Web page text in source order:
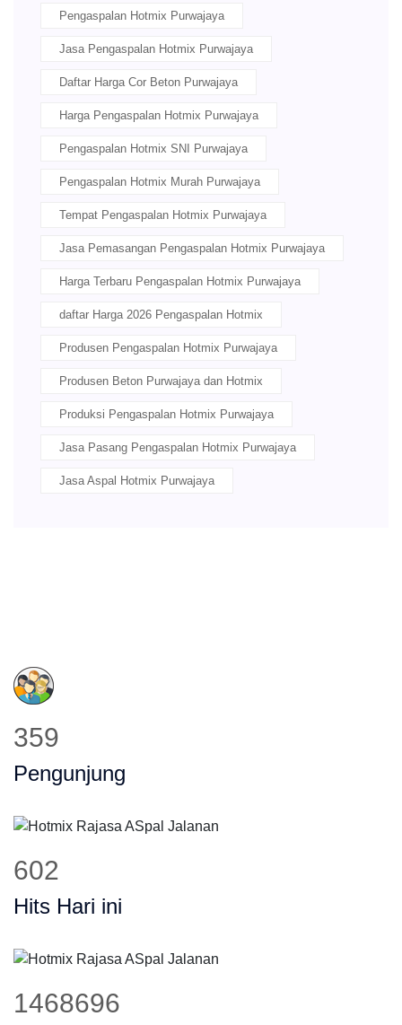
Pengaspalan Hotmix Purwajaya
Jasa Pengaspalan Hotmix Purwajaya
Daftar Harga Cor Beton Purwajaya
Harga Pengaspalan Hotmix Purwajaya
Pengaspalan Hotmix SNI Purwajaya
Pengaspalan Hotmix Murah Purwajaya
Tempat Pengaspalan Hotmix Purwajaya
Jasa Pemasangan Pengaspalan Hotmix Purwajaya
Harga Terbaru Pengaspalan Hotmix Purwajaya
daftar Harga 2026 Pengaspalan Hotmix
Produsen Pengaspalan Hotmix Purwajaya
Produsen Beton Purwajaya dan Hotmix
Produksi Pengaspalan Hotmix Purwajaya
Jasa Pasang Pengaspalan Hotmix Purwajaya
Jasa Aspal Hotmix Purwajaya
426
Pengunjung
721
Hits Hari ini
1761265